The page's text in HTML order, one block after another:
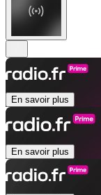
En savoir plus
En savoir plus